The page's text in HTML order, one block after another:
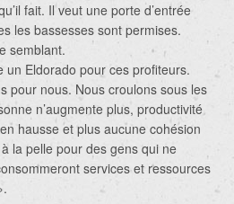
fait. Il veut une porte d’entrée
les bassesses sont permises.
semblant.
un Eldorado pour ces profiteurs.
pour nous. Nous croulons sous les
n’augmente plus, productivité
hausse et plus aucune cohésion
la pelle pour des gens qui ne
services et ressources